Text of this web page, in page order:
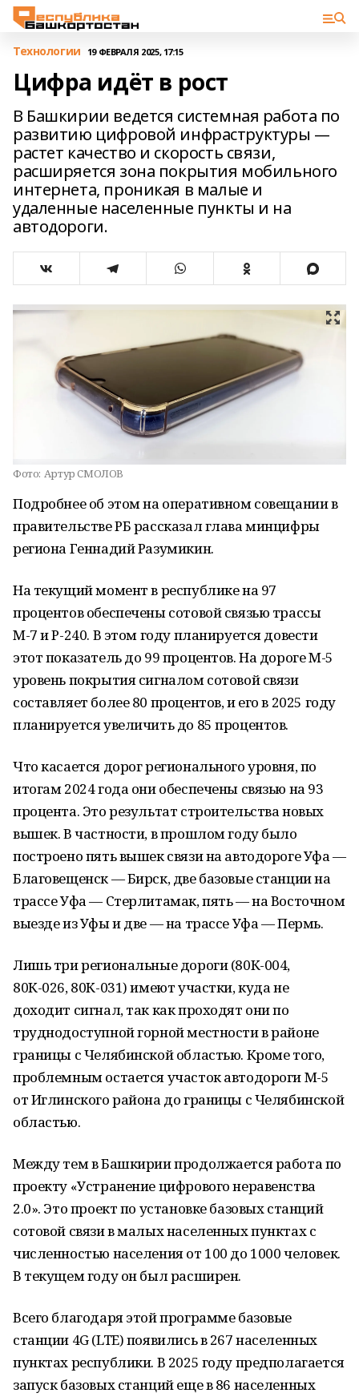
Технологии 19 ФЕВРАЛЯ 2025, 17:15
Цифра идёт в рост
В Башкирии ведется системная работа по
развитию цифровой инфраструктуры —
растет качество и скорость связи,
расширяется зона покрытия мобильного
интернета, проникая в малые и
удаленные населенные пункты и на
автодороги.
Фото: Артур СМОЛОВ
Подробнее об этом на оперативном совещании в
правительстве РБ рассказал глава минцифры
региона Геннадий Разумикин.
На текущий момент в республике на 97
процентов обеспечены сотовой связью трассы
М-7 и Р-240. В этом году планируется довести
этот показатель до 99 процентов. На дороге М-5
уровень покрытия сигналом сотовой связи
составляет более 80 процентов, и его в 2025 году
планируется увеличить до 85 процентов.
Что касается дорог регионального уровня, по
итогам 2024 года они обеспечены связью на 93
процента. Это результат строительства новых
вышек. В частности, в прошлом году было
построено пять вышек связи на автодороге Уфа —
Благовещенск — Бирск, две базовые станции на
трассе Уфа — Стерлитамак, пять — на Восточном
выезде из Уфы и две — на трассе Уфа — Пермь.
Лишь три региональные дороги (80К-004,
80К-026, 80К-031) имеют участки, куда не
доходит сигнал, так как проходят они по
труднодоступной горной местности в районе
границы с Челябинской областью. Кроме того,
проблемным остается участок автодороги М-5
от Иглинского района до границы с Челябинской
областью.
Между тем в Башкирии продолжается работа по
проекту «Устранение цифрового неравенства
2.0». Это проект по установке базовых станций
сотовой связи в малых населенных пунктах с
численностью населения от 100 до 1000 человек.
В текущем году он был расширен.
Всего благодаря этой программе базовые
станции 4G (LTE) появились в 267 населенных
пунктах республики. В 2025 году предполагается
запуск базовых станций еще в 86 населенных